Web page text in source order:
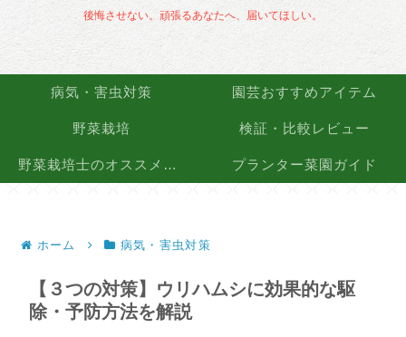
後悔させない。頑張るあなたへ、届いてほしい。
病気・害虫対策 園芸おすすめアイテム
野菜栽培 検証・比較レビュー
野菜栽培士のオススメ品種 プランター菜園ガイド
ホーム 病気・害虫対策
【３つの対策】ウリハムシに効果的な駆
除・予防方法を解説